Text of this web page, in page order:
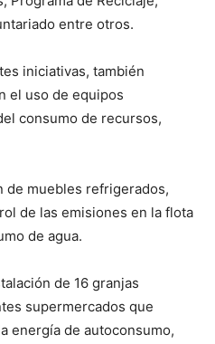
entre otros.
iniciativas, también
el uso de equipos
consumo de recursos,
de muebles refrigerados,
de las emisiones en la flota
de agua.
de 16 granjas
supermercados que
energía de autoconsumo,